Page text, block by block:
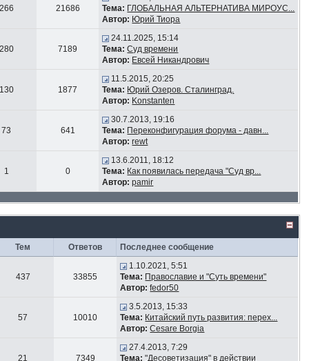
21686
Тема: ГЛОБАЛЬНАЯ АЛЬТЕРНАТИВА МИРОУС...
Автор: Юрий Тиора
7189
24.11.2025, 15:14
Тема: Суд времени
Автор: Евсей Никандрович
1877
11.5.2015, 20:25
Тема: Юрий Озеров. Сталинград.
Автор: Konstanten
73 641
30.7.2013, 19:16
Тема: Переконфигурация форума - давн...
Автор: rewt
1 0
13.6.2011, 18:12
Тема: Как появилась передача "Суд вр...
Автор: pamir
Тем Ответов Последнее сообщение
437 33855
1.10.2021, 5:51
Тема: Православие и "Суть времени"
Автор: fedor50
57 10010
3.5.2013, 15:33
Тема: Китайский путь развития: перех...
Автор: Cesare Borgia
21 7349
27.4.2013, 7:29
Тема: "Десоветизация" в действии